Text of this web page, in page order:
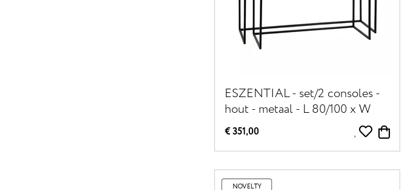
ESZENTIAL - set/2 consoles -
hout - metaal - L 80/100 x W
30/30 x H 60/80 cm -
naturel/zwart
€ 351,00